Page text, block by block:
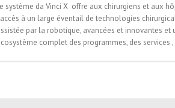
système da Vinci X offre aux chirurgiens et aux
à un large éventail de technologies
par la robotique, avancées et innovantes et
complet des programmes, des services